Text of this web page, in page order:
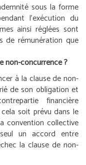
sous la forme
l’exécution du
ainsi réglées sont
de rémunération que
non-concurrence ?
à la clause de non-
de son obligation et
financière
soit prévu dans le
convention collective
un accord entre
la clause de non-